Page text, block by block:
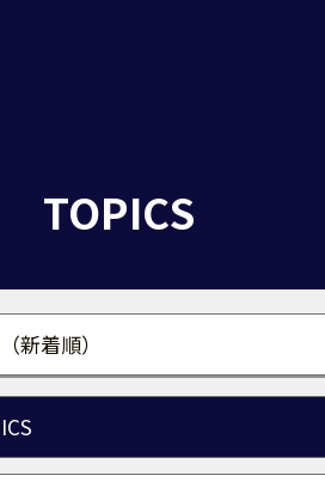
TOPICS
新着順）